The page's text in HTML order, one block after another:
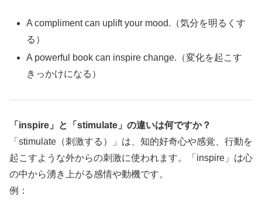
A compliment can uplift your mood.（気分を明るくす
る）
A powerful book can inspire change.（変化を起こす
きっかけになる）
「inspire」と「stimulate」の違いは何ですか？
「stimulate（刺激する）」は、知的好奇心や感覚、行動を
起こすような外からの刺激に使われます。「inspire」は心
の中から湧き上がる感情や動機です。
例：